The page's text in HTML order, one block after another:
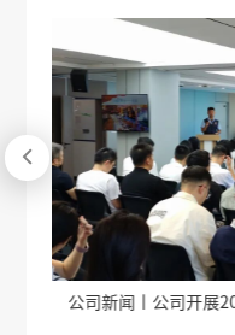
月”活动
公司新闻
